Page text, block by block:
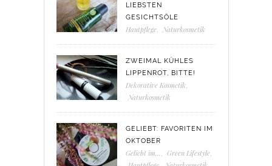
LIEBSTEN
GESICHTSÖLE
Hautpflege, Naturkosmetik
ZWEIMAL KÜHLES
LIPPENROT, BITTE!
Dekorative Kosmetik
Naturkosmetik
GELIEBT: FAVORITEN IM
OKTOBER
Geliebt im... Green Lifestyle,